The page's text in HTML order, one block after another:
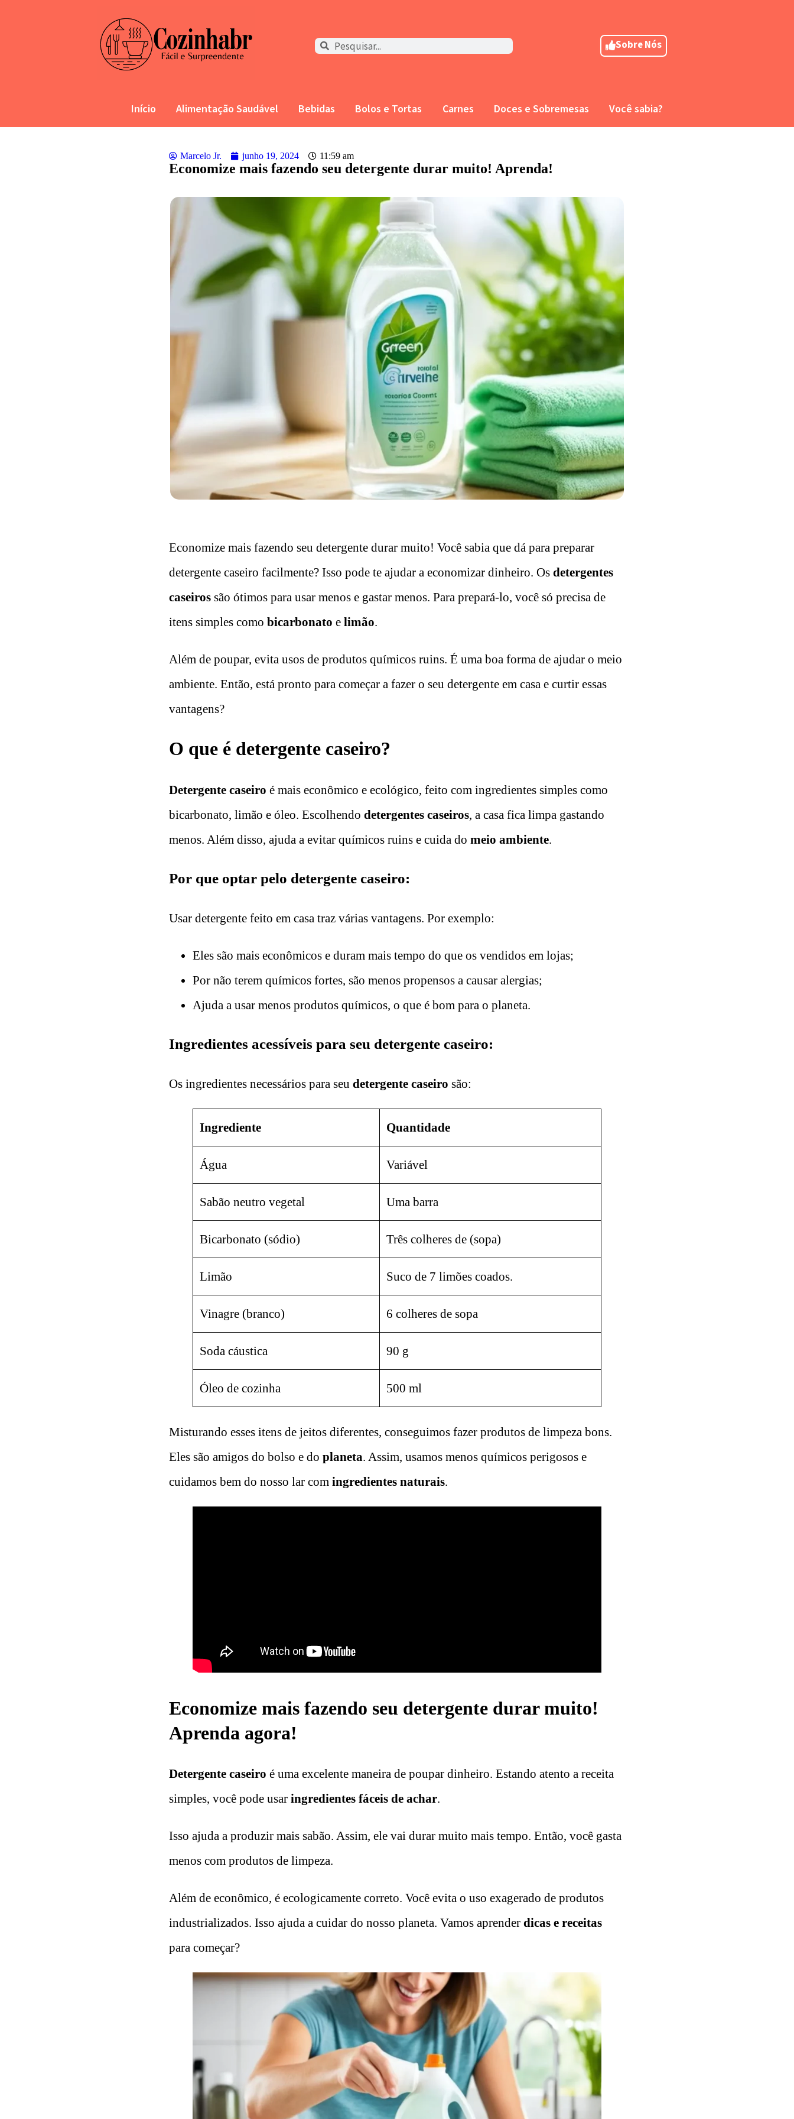
Sobre Nós
Início Alimentação Saudável Bebidas Bolos e Tortas Carnes Doces e Sobremesas Você sabia?
Marcelo Jr. junho 19, 2024 11:59 am
Economize mais fazendo seu detergente durar muito! Aprenda!
Economize mais fazendo seu detergente durar muito! Você sabia que dá para preparar
detergente caseiro facilmente? Isso pode te ajudar a economizar dinheiro. Os detergentes
caseiros são ótimos para usar menos e gastar menos. Para prepará-lo, você só precisa de
itens simples como bicarbonato e limão.
Além de poupar, evita usos de produtos químicos ruins. É uma boa forma de ajudar o meio
ambiente. Então, está pronto para começar a fazer o seu detergente em casa e curtir essas
vantagens?
O que é detergente caseiro?
Detergente caseiro é mais econômico e ecológico, feito com ingredientes simples como
bicarbonato, limão e óleo. Escolhendo detergentes caseiros, a casa fica limpa gastando
menos. Além disso, ajuda a evitar químicos ruins e cuida do meio ambiente.
Por que optar pelo detergente caseiro:
Usar detergente feito em casa traz várias vantagens. Por exemplo:
Eles são mais econômicos e duram mais tempo do que os vendidos em lojas;
Por não terem químicos fortes, são menos propensos a causar alergias;
Ajuda a usar menos produtos químicos, o que é bom para o planeta.
Ingredientes acessíveis para seu detergente caseiro:
Os ingredientes necessários para seu detergente caseiro são:
Ingrediente Quantidade
Água Variável
Sabão neutro vegetal Uma barra
Bicarbonato (sódio) Três colheres de (sopa)
Limão Suco de 7 limões coados.
Vinagre (branco) 6 colheres de sopa
Soda cáustica 90 g
Óleo de cozinha 500 ml
Misturando esses itens de jeitos diferentes, conseguimos fazer produtos de limpeza bons.
Eles são amigos do bolso e do planeta. Assim, usamos menos químicos perigosos e
cuidamos bem do nosso lar com ingredientes naturais.
Economize mais fazendo seu detergente durar muito!
Aprenda agora!
Detergente caseiro é uma excelente maneira de poupar dinheiro. Estando atento a receita
simples, você pode usar ingredientes fáceis de achar.
Isso ajuda a produzir mais sabão. Assim, ele vai durar muito mais tempo. Então, você gasta
menos com produtos de limpeza.
Além de econômico, é ecologicamente correto. Você evita o uso exagerado de produtos
industrializados. Isso ajuda a cuidar do nosso planeta. Vamos aprender dicas e receitas
para começar?